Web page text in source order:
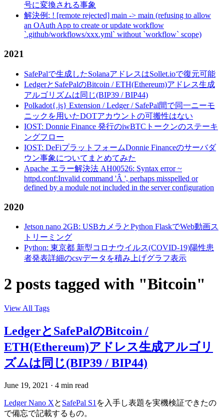
号に変換される事象
解決例: ! [remote rejected] main -> main (refusing to allow
an OAuth App to create or update workflow
`.github/workflows/xxx.yml` without `workflow` scope)
2021
SafePalで生成したSolanaアドレスはSollet.ioで復元可能
LedgerとSafePalのBitcoin / ETH(Ethereum)アドレス生成
アルゴリズムは同じ(BIP39 / BIP44)
Polkadot{.js} Extension / Ledger / SafePal間で同一ニーモ
ニックを用いたDOTアカウントの可搬性はない
IOST: Donnie Finance 発行のiwBTCトークンのステーキ
ングフロー
IOST: DeFiプラットフォームDonnie Financeのサーバダ
ウン事象についてまとめてみた
Apache エラー解決法 AH00526: Syntax error ~
httpd.conf:Invalid command 'Â ', perhaps misspelled or
defined by a module not included in the server configuration
2020
Jetson nano 2GB: USBカメラとPython FlaskでWeb動画ス
トリーミング
Python: 東京都 新型コロナウイルス(COVID-19)陽性患
者発表詳細のcsvデータを積み上げグラフ表示
2 posts tagged with "Bitcoin"
View All Tags
LedgerとSafePalのBitcoin /
ETH(Ethereum)アドレス生成アルゴリ
ズムは同じ(BIP39 / BIP44)
June 19, 2021 · 4 min read
Ledger Nano Xと SafePal S1 を入手し表題を実機検証できたの
で備忘で記載するもの。